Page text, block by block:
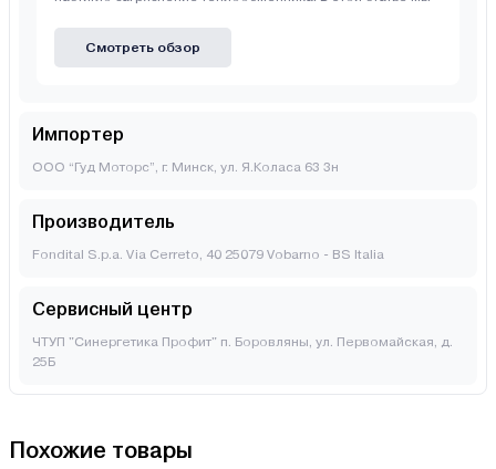
Смотреть обзор
Импортер
ООО “Гуд Моторс”, г. Минск, ул. Я.Коласа 63 3н
Производитель
Fondital S.p.a. Via Cerreto, 40 25079 Vobarno - BS Italia
Сервисный центр
ЧТУП "Синергетика Профит" п. Боровляны, ул. Первомайская, д.
25Б
Похожие товары